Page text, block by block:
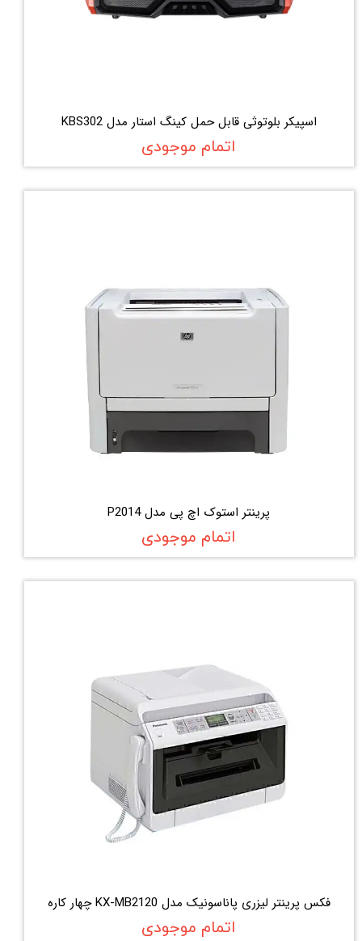
اسپیکر بلوتوثی قابل حمل کینگ استار مدل KBS302
اتمام موجودی
پرینتر استوک اچ پی مدل P2014
اتمام موجودی
فکس پرینتر لیزری پاناسونیک مدل KX-MB2120 چهار کاره
اتمام موجودی